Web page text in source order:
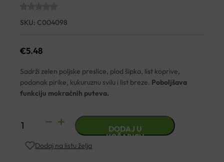
SKU: C004098
€5.48
Sadrži zelen poljske preslice, plod šipka, list koprive,
podanak pirike, kukuruznu svilu i list breze. Poboljšava
funkciju mokraćnih puteva.
SUBAN
UROVITAL
DODAJ U
KOŠARICU
Dodaj na listu želja